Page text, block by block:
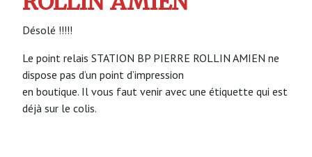
Désolé !!!!!
Le point relais STATION BP PIERRE ROLLIN AMIEN ne
dispose pas d’un point d’impression
en boutique. Il vous faut venir avec une étiquette qui est
déjà sur le colis.